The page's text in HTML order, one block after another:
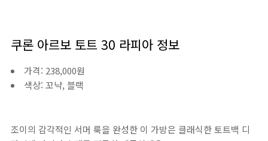
쿠론 아르보 토트 30 라피아 정보
가격: 238,000원
색상: 꼬냑, 블랙
조이의 감각적인 서머 룩을 완성한 이 가방은 클래식한 토트백 디